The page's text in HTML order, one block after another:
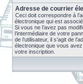
Adresse de courrier
Ceci doit correspondre à
électronique qui est
Si vous ne l’avez pas
l’intermédiaire de votre
de l’utilisateur, il s’agit de
électronique que vous
votre inscription.